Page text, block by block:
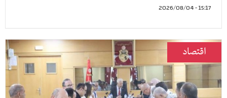
15:17 - 2026/08/04
اقتصاد